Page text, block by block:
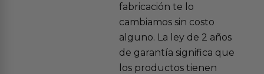
fabricación te lo
cambiamos sin costo
alguno. La ley de 2 años
de garantía significa que
los productos tienen